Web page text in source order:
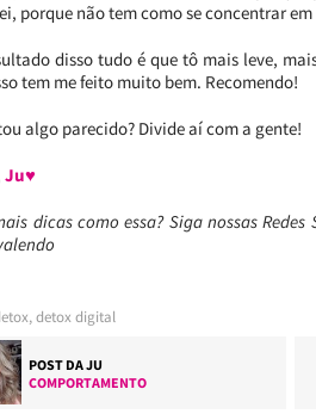
porque não tem como se concentrar
disso tudo é que tô mais leve,
tem me feito muito bem. Recomendo!
algo parecido? Divide aí com a gente!
Ju♥
dicas como essa? Siga nossas
,detox digital
POST DAJU
COMPORTAMENTO